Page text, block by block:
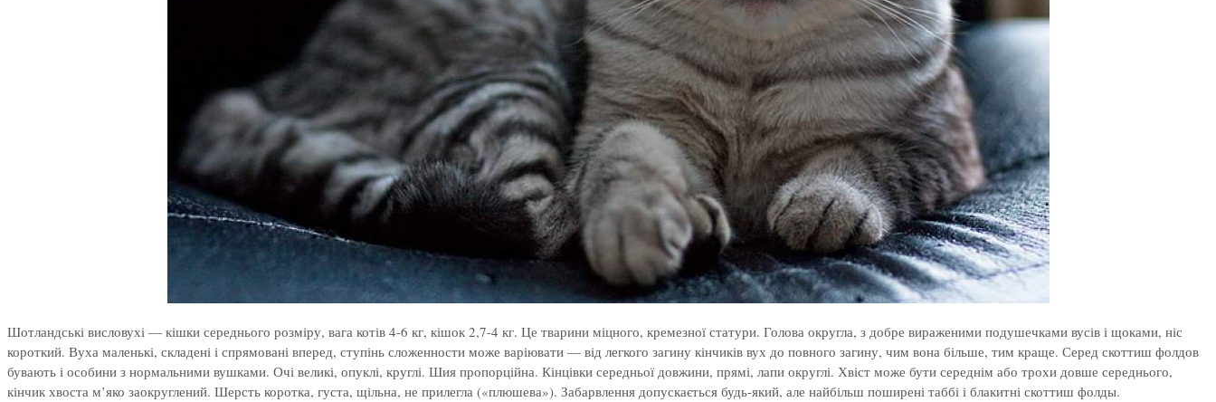
Шотландські висловухі — кішки середнього розміру, вага котів 4-6 кг, кішок 2,7-4 кг. Це тварини міцного, кремезної статури. Голова округла, з добре вираженими подушечками вусів і щоками, ніс
короткий. Вуха маленькі, складені і спрямовані вперед, ступінь сложенности може варіювати — від легкого загину кінчиків вух до повного загину, чим вона більше, тим краще. Серед скоттиш фолдов
бувають і особини з нормальними вушками. Очі великі, опуклі, круглі. Шия пропорційна. Кінцівки середньої довжини, прямі, лапи округлі. Хвіст може бути середнім або трохи довше середнього,
кінчик хвоста м’яко заокруглений. Шерсть коротка, густа, щільна, не прилегла («плюшева»). Забарвлення допускається будь-який, але найбільш поширені таббі і блакитні скоттиш фолды.